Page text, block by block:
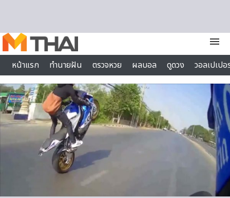
menu
หน้าแรก
ทำนายฝัน ตรวจหวย ผลบอล ดูดวง
วอลเปเป
ไลฟ์สไตล์